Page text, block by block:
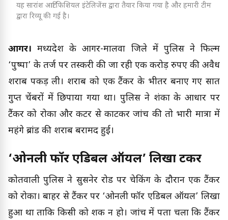
यह सारांश आर्टिफिशियल इंटेलिजेंस द्वारा तैयार किया गया है और हमारी टीम
द्वारा रिव्यू की गई है।
आगर। मध्यप्रदेश के आगर-मालवा जिले में पुलिस ने फिल्म
‘पुष्पा’ के तर्ज पर तस्करी की जा रही एक करोड़ रुपए की अवैध
शराब पकड़ ली। शराब को एक टैंकर के भीतर बनाए गए सात
गुप्त चेंबरों में छिपाया गया था। पुलिस ने शंका के आधार पर
टैंकर को रोका और कटर से काटकर जांच की तो भारी मात्रा में
महंगे ब्रांड की शराब बरामद हुई।
‘ओनली फॉर एडिबल ऑयल’ लिखा टैंकर
कोतवाली पुलिस ने सुसनेर रोड पर चेकिंग के दौरान एक टैंकर
को रोका। बाहर से टैंकर पर ‘ओनली फॉर एडिबल ऑयल’ लिखा
हुआ था ताकि किसी को शक न हो। जांच में पता चला कि टैंकर